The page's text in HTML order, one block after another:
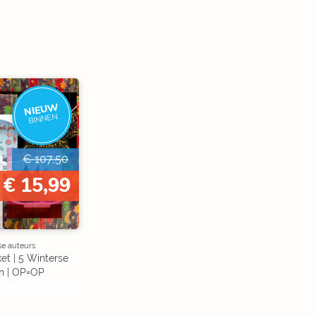
NIEUW
BINNEN
€ 107,50
€ 15,99
auteurs
| 5 Winterse
| OP=OP